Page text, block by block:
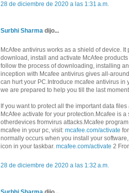
28 de diciembre de 2020 a las 1:31 a.m.
Surbhi Sharma dijo...
McAfee antivirus works as a shield of device.
download, install and activate McAfee
follow the process of downloading, installing
inception with Mcafee antivirus gives all-
can hurt your PC.Introduce mcafee antivirus
we are prepared to help you till the last
If you want to protect all the important data
McAfee activate for your protection.Mcafee is
otherdevices fromvirus attacks.Mcafee
mcafee in your pc, visit: mcafee.com/activate
normally occurs when you install your
icon in your taskbar. mcafee.com/activate 2
28 de diciembre de 2020 a las 1:32 a.m.